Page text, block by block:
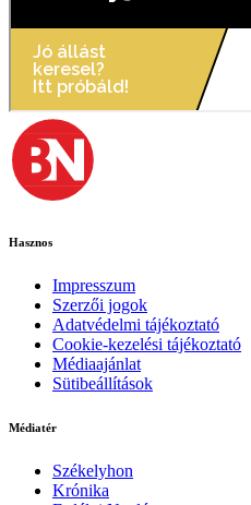
Hasznos
Impresszum
Szerzői jogok
Adatvédelmi tájékoztató
Cookie-kezelési tájékoztató
Médiaajánlat
Sütibeállítások
Médiatér
Székelyhon
Krónika